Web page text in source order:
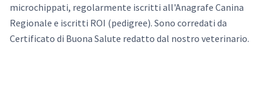
microchippati, regolarmente iscritti all'Anagrafe Canina
Regionale e iscritti ROI (pedigree). Sono corredati da
Certificato di Buona Salute redatto dal nostro veterinario.